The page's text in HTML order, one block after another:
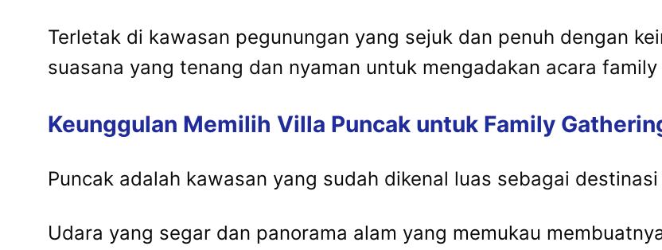
Terletak di kawasan pegunungan yang sejuk dan penuh dengan
suasana yang tenang dan nyaman untuk mengadakan acara
Keunggulan Memilih Villa Puncak untuk Family
Puncak adalah kawasan yang sudah dikenal luas sebagai
Udara yang segar dan panorama alam yang memukau